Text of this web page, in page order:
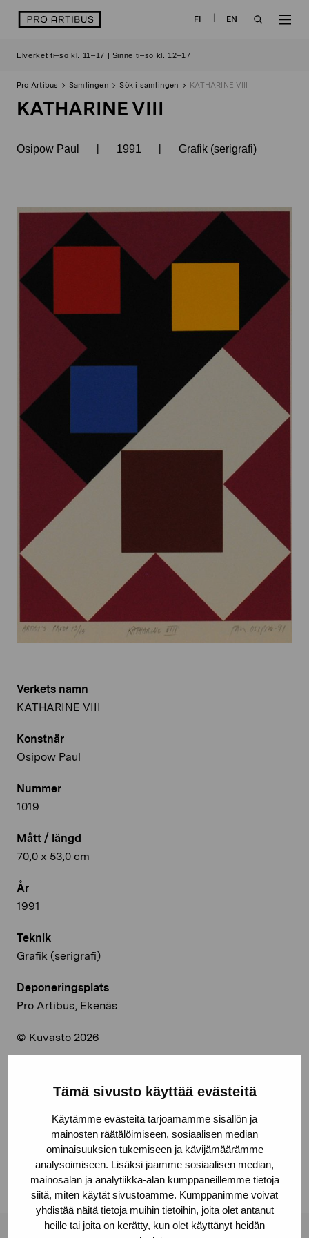
Tämä sivusto käyttää evästeitä
Käytämme evästeitä tarjoamamme sisällön ja
mainosten räätälöimiseen, sosiaalisen median
ominaisuuksien tukemiseen ja kävijämäärämme
analysoimiseen. Lisäksi jaamme sosiaalisen median,
mainosalan ja analytiikka-alan kumppaneillemme tietoja
siitä, miten käytät sivustoamme. Kumppanimme voivat
yhdistää näitä tietoja muihin tietoihin, joita olet antanut
heille tai joita on kerätty, kun olet käyttänyt heidän
logo FI
EN
Elverket ti–sö kl. 11–17 | Sinne ti–sö kl. 12–17
Pro Artibus Samlingen Sök i samlingen KATHARINE VIII
KATHARINE VIII
Osipow Paul | 1991 | Grafik (serigrafi)
Verkets namn
KATHARINE VIII
Konstnär
Osipow Paul
Nummer
1019
Mått / längd
70,0 x 53,0 cm
År
1991
Teknik
Grafik (serigrafi)
Deponeringsplats
Pro Artibus, Ekenäs
© Kuvasto 2026
Facebook
Linkedin